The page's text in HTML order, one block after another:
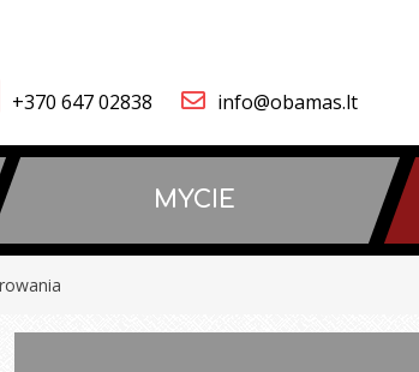
+370 647 02838 info@obamas.lt
MYCIE